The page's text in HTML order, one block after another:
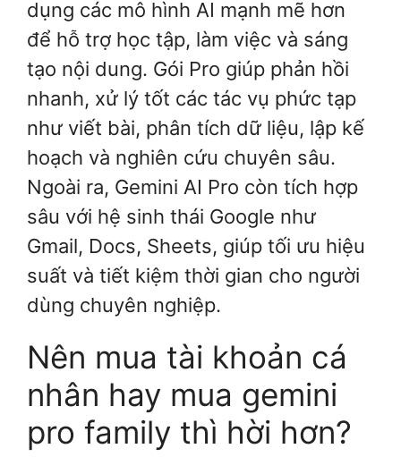
dụng các mô hình AI mạnh mẽ hơn
để hỗ trợ học tập, làm việc và sáng
tạo nội dung. Gói Pro giúp phản hồi
nhanh, xử lý tốt các tác vụ phức tạp
như viết bài, phân tích dữ liệu, lập kế
hoạch và nghiên cứu chuyên sâu.
Ngoài ra, Gemini AI Pro còn tích hợp
sâu với hệ sinh thái Google như
Gmail, Docs, Sheets, giúp tối ưu hiệu
suất và tiết kiệm thời gian cho người
dùng chuyên nghiệp.
Nên mua tài khoản cá
nhân hay mua gemini
pro family thì hời hơn?